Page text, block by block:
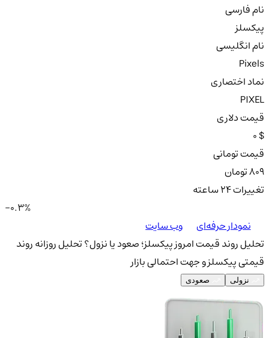
نام فارسی
پیکسلز
نام انگلیسی
Pixels
نماد اختصاری
PIXEL
قیمت دلاری
0 $
قیمت تومانی
809 تومان
تغییرات ۲۴ ساعته
-0.3%
نمودار حرفه‌ای
وب سایت
تحلیل روند قیمت امروز پیکسلز؛ صعود یا نزول؟تحلیل روزانه روند
قیمتی پیکسلز و جهت احتمالی بازار
نزولی صعودی